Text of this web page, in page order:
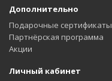
Дополнительно
Подарочные сертификаты
Партнёрская программа
Акции
Личный кабинет